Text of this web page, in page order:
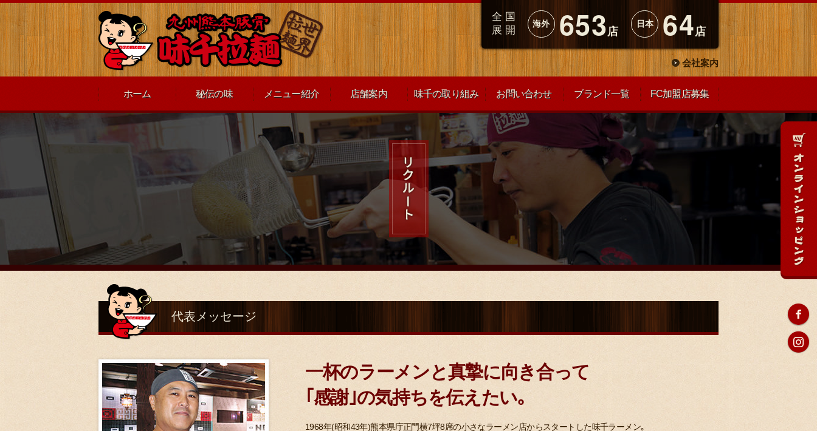
全国
展開
海外 653店
日本 64店
会社案内
ホーム 秘伝の味 メニュー紹介 店舗案内 味千の取り組み お問い合わせ ブランド一覧 FC加盟店募集
代表メッセージ
一杯のラーメンと真摯に向き合って
｢感謝｣の気持ちを伝えたい｡
1968年(昭和43年)熊本県庁正門横7坪8席の小さなラーメン店からスタートした味千ラーメン｡